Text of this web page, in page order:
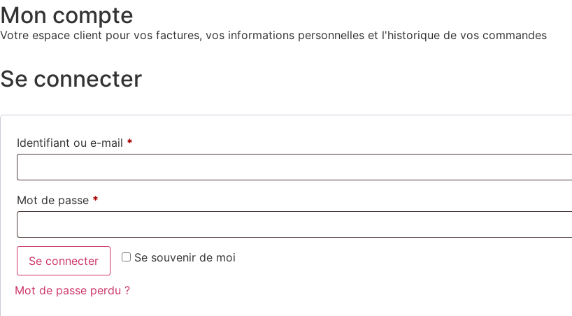
Mon compte
Votre espace client pour vos factures, vos informations personnelles et l'historique de vos commandes
Se connecter
Identifiant ou e-mail *
Mot de passe *
Se souvenir de moi
Se connecter
Mot de passe perdu ?